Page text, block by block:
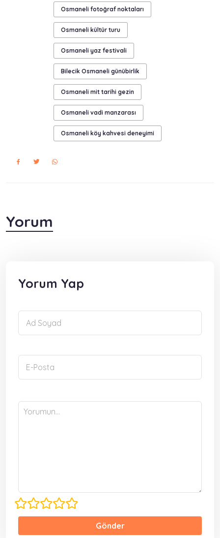
Osmaneli fotoğraf noktaları
Osmaneli kültür turu
Osmaneli yaz festivali
Bilecik Osmaneli günübirlik
Osmaneli mit tarihi gezin
Osmaneli vadi manzarası
Osmaneli köy kahvesi deneyimi
Yorum
Yorum Yap
Gönder